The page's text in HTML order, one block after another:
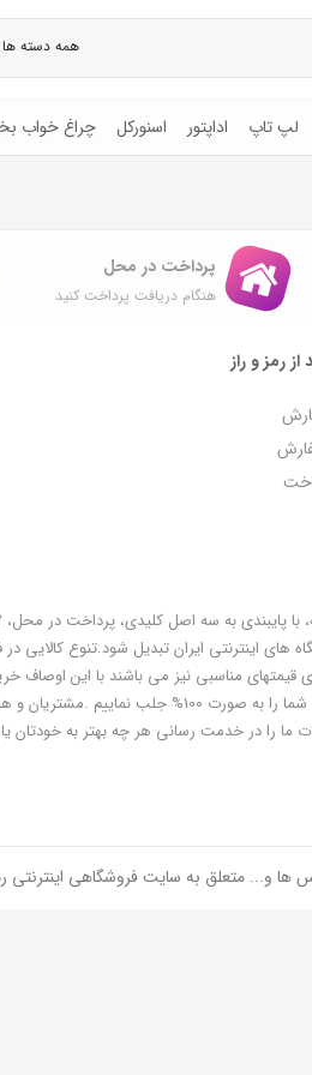
همه دسته ها
لپ تاپ اداپتور اسنورکل چراغ خواب
پرداخت در محل
هنگام دریافت پرداخت کنید
رمز و راز
اینترنتی ایران تبدیل شود.تنوع کالایی در
مناسبی نیز می باشند با این اوصاف
هوشمندی شماست و مطمئنا ما هم به پاس درایت و هوشمندی شما سعی خواهیم کرد
ما را در خدمت رسانی هر چه بهتر به خودتان
ها و... متعلق به سایت فروشگاهی اینترنتی